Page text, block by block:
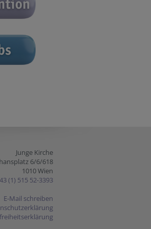
Junge Kirche
6/6/618
1010 Wien
(1) 515 52-3393
E-Mail schreiben